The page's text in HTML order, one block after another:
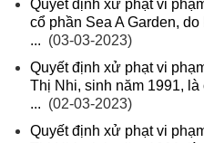
Quyết định xử phạt vi
cổ phần Sea A Garden,
... (03-03-2023)
Quyết định xử phạt vi
Thị Nhi, sinh năm 1991,
... (02-03-2023)
Quyết định xử phạt vi